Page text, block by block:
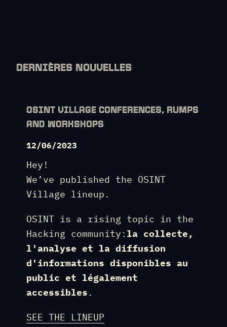
DERNIÈRES NOUVELLES
OSINT VILLAGE CONFERENCES, RUMPS
AND WORKSHOPS
12/06/2023
Hey!
We’ve published the OSINT
Village lineup.
OSINT is a rising topic in the
Hacking community: la collecte,
l'analyse et la diffusion
d'informations disponibles au
public et légalement
accessibles .
SEE THE LINEUP